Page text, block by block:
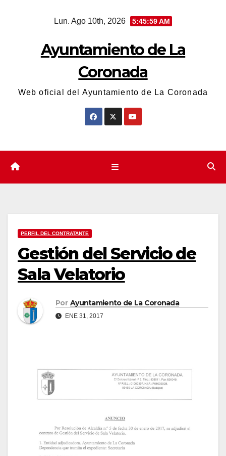
Lun. Ago 10th, 2026 5:46:00 AM
Ayuntamiento de La
Coronada
Web oficial del Ayuntamiento de La Coronada
PERFIL DEL CONTRATANTE
Gestión del Servicio de
Sala Velatorio
Por Ayuntamiento de La Coronada
ENE 31, 2017